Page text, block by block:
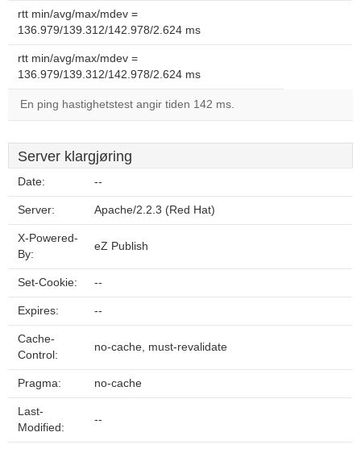
rtt min/avg/max/mdev =
136.979/139.312/142.978/2.624 ms
rtt min/avg/max/mdev =
136.979/139.312/142.978/2.624 ms
En ping hastighetstest angir tiden 142 ms.
Server klargjøring
Date: --
Server: Apache/2.2.3 (Red Hat)
X-Powered-
By:
eZ Publish
Set-Cookie: --
Expires: --
Cache-
Control:
no-cache, must-revalidate
Pragma: no-cache
Last-
Modified:
--